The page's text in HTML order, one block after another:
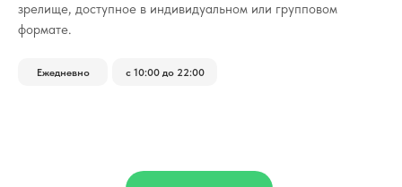
зрелище, доступное в индивидуальном или групповом
формате.
Ежедневно с 10:00 до 22:00